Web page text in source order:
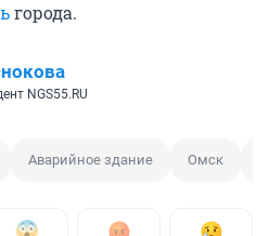
города.
NGS55.RU
Аварийное здание Омск